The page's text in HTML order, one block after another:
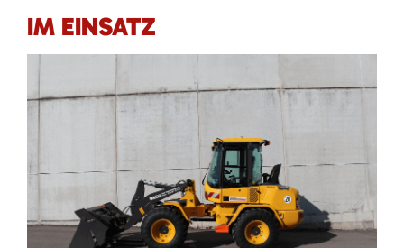
IM EINSATZ